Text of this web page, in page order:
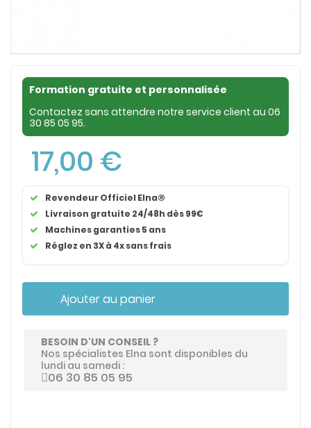
Formation gratuite et personnalisée
Contactez sans attendre notre service client au 06
30 85 05 95.
17,00 €
Revendeur Officiel Elna®
Livraison gratuite 24/48h dès 99€
Machines garanties 5 ans
Réglez en 3X à 4x sans frais
Ajouter au panier
BESOIN D'UN CONSEIL ?
Nos spécialistes Elna sont disponibles du
lundi au samedi :
06 30 85 05 95